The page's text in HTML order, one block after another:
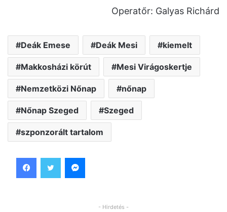
Operatőr: Galyas Richárd
Deák Emese Deák Mesi kiemelt
Makkosházi körút Mesi Virágoskertje
Nemzetközi Nőnap nőnap
Nőnap Szeged Szeged
szponzorált tartalom
- Hirdetés -